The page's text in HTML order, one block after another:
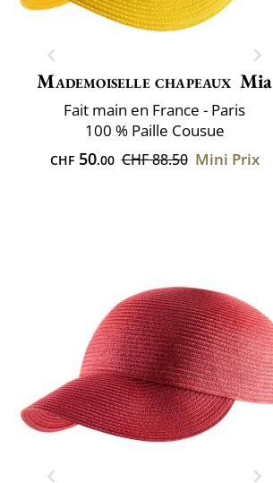
Mademoiselle chapeaux Mia
Fait main en France - Paris
100 % Paille Cousue
CHF50.00 CHF 88.50 Mini Prix